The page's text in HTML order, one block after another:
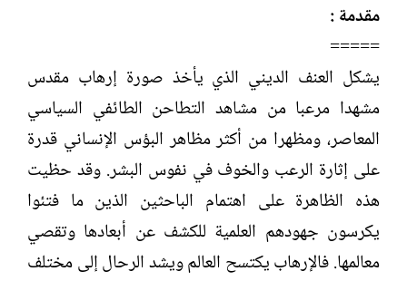
ب
ل
إ
ش
ا
ء
مقدمة :
=====
يشكل العنف الديني الذي يأخذ صورة إرهاب مقدس
مشهدا مرعبا من مشاهد التطاحن الطائفي السياسي
المعاصر، ومظهرا من أكثر مظاهر البؤس الإنساني قدرة
على إثارة الرعب والخوف في نفوس البشر. وقد حظيت
هذه الظاهرة على اهتمام الباحثين الذين ما فتئوا
يكرسون جهودهم العلمية للكشف عن أبعادها وتقصي
معالمها. فالإرهاب يكتسح العالم ويشد الرحال إلى مختلف